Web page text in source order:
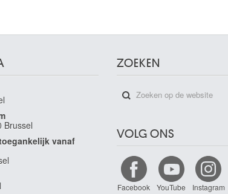
Brussel
vanaf
ZOEKEN
VOLG ONS
Facebook YouTube Instagram